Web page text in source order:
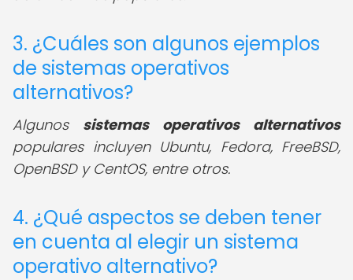
3. ¿Cuáles son algunos ejemplos
de sistemas operativos
alternativos?
Algunos sistemas operativos alternativos
populares incluyen Ubuntu, Fedora, FreeBSD,
OpenBSD y CentOS, entre otros.
4. ¿Qué aspectos se deben tener
en cuenta al elegir un sistema
operativo alternativo?